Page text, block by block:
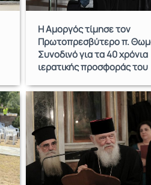
Η Αμοργός τίμησε τον
Πρωτοπρεσβύτερο π.
Συνοδινό για τα 40 χρόνια
ιερατικής προσφοράς του